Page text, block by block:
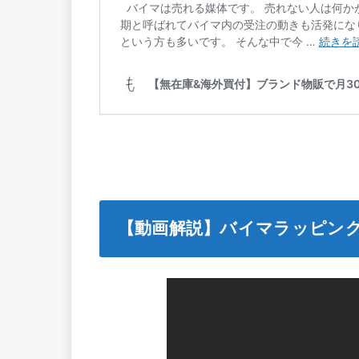
【動画解説】バイマラッピン